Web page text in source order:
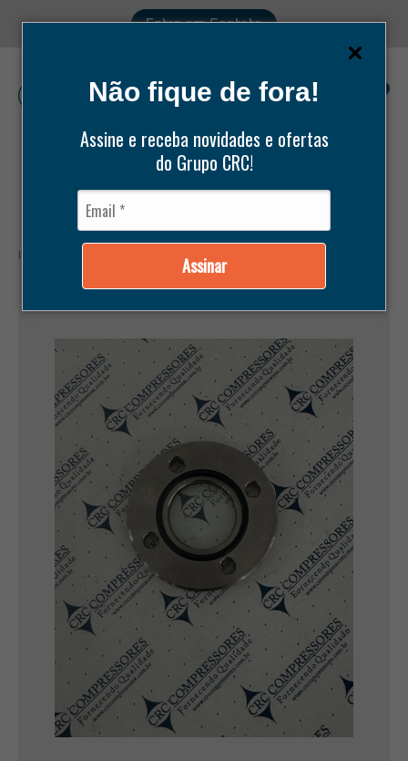
Não fique de fora!
Assine e receba novidades e ofertas
do Grupo CRC!
Assinar
Entre em Contato
Bitzer /